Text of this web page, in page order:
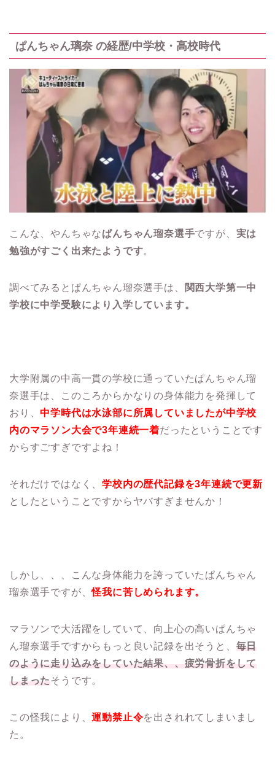
ぱんちゃん璃奈 の経歴/中学校・高校時代
こんな、やんちゃなぱんちゃん瑠奈選手ですが、 実は
勉強がすごく出来たようです。
調べてみるとぱんちゃん瑠奈選手は、
関西大学第一中
学校に中学受験により入学しています。
大学附属の中高一貫の学校に通っていたぱんちゃん瑠
奈選手は、このころからかなりの身体能力を発揮して
おり、中学時代は水泳部に所属していましたが中学校
内のマラソン大会で3年連続一着だったということです
からすごすぎですよね！
それだけではなく、学校内の歴代記録を3年連続で更新
としたということですからヤバすぎませんか！
しかし、、、こんな身体能力を誇っていたぱんちゃん
瑠奈選手ですが、怪我に苦しめられます。
マラソンで大活躍をしていて、向上心の高いぱんちゃ
ん瑠奈選手ですからもっと良い記録を出そうと、 毎日
のように走り込みをしていた結果、、疲労骨折をして
しまったそうです。
この怪我により、運動禁止令を出されれてしまいまし
た。